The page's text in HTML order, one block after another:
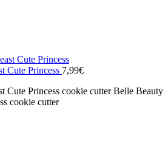
Cute Princess 7,99€
Cute Princess cookie cutter Belle Beauty
cookie cutter